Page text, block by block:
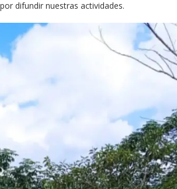
difundir nuestras actividades.